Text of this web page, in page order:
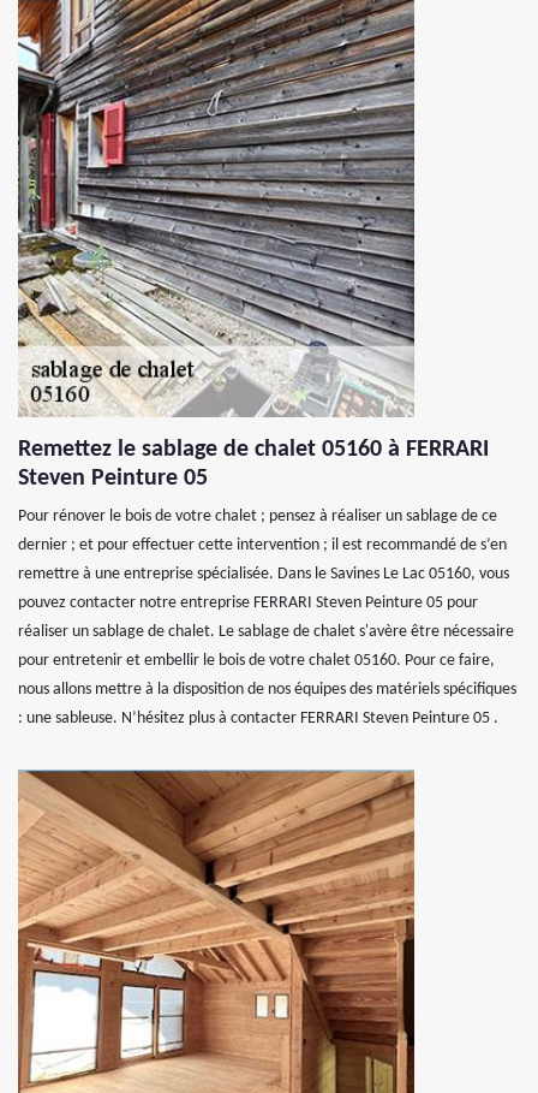
Remettez le sablage de chalet 05160 à FERRARI
Steven Peinture 05
Pour rénover le bois de votre chalet ; pensez à réaliser un sablage de ce
dernier ; et pour effectuer cette intervention ; il est recommandé de s’en
remettre à une entreprise spécialisée. Dans le Savines Le Lac 05160, vous
pouvez contacter notre entreprise FERRARI Steven Peinture 05 pour
réaliser un sablage de chalet. Le sablage de chalet s'avère être nécessaire
pour entretenir et embellir le bois de votre chalet 05160. Pour ce faire,
nous allons mettre à la disposition de nos équipes des matériels spécifiques
: une sableuse. N’hésitez plus à contacter FERRARI Steven Peinture 05 .